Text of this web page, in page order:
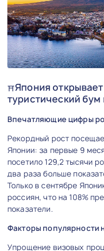
⛩️Япония
туристический
Впечатляющие цифры
Рекордный рост
Японии: за первые 9
посетило 129,2 тысячи
два раза больше
Только в сентябре
россиян, что на 108%
показатели.
Факторы популярности
Упрощение визовых